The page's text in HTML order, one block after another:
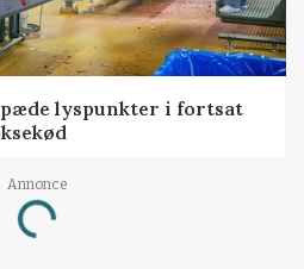
lyspunkter i fortsat
Annonce
Loading...